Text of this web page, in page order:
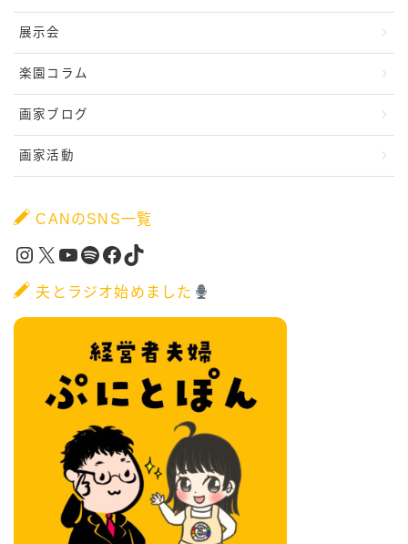
展示会
楽園コラム
画家ブログ
画家活動
CANのSNS一覧
Instagram X YouTube Spotify Facebook TikTok
夫とラジオ始めました